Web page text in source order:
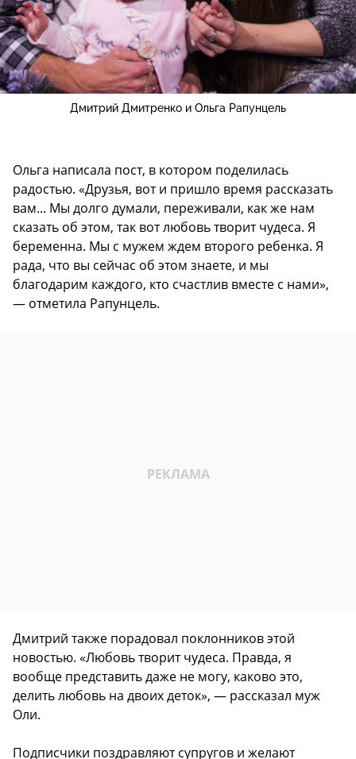
Дмитрий Дмитренко и Ольга Рапунцель
Ольга написала пост, в котором поделилась
радостью. «Друзья, вот и пришло время рассказать
вам... Мы долго думали, переживали, как же нам
сказать об этом, так вот любовь творит чудеса. Я
беременна. Мы с мужем ждем второго ребенка. Я
рада, что вы сейчас об этом знаете, и мы
благодарим каждого, кто счастлив вместе с нами»,
— отметила Рапунцель.
Дмитрий также порадовал поклонников этой
новостью. «Любовь творит чудеса. Правда, я
вообще представить даже не могу, каково это,
делить любовь на двоих деток», — рассказал муж
Оли.
Подписчики поздравляют супругов и желают